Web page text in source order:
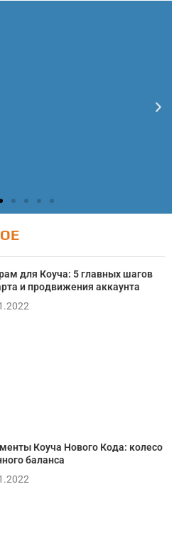
свою жизнь?
Роттера
для Коуча: 5 главных шагов
и продвижения аккаунта
Коуча Нового Кода: колесо
баланса